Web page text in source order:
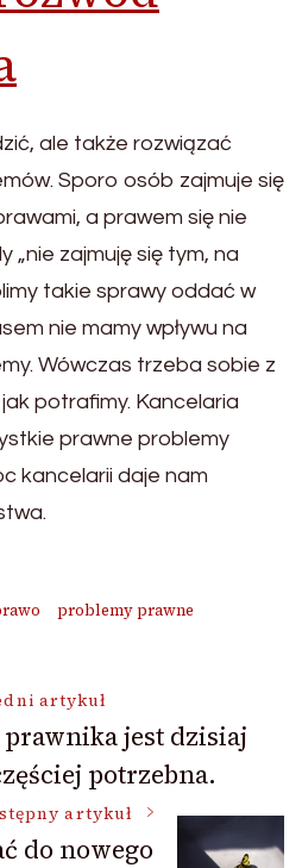
ale także rozwiązać
Sporo osób zajmuje się
a prawem się nie
„nie zajmuję się tym, na
takie sprawy oddać w
nie mamy wpływu na
Wówczas trzeba sobie z
potrafimy. Kancelaria
prawne problemy
kancelarii daje nam
problemy prawne
artykuł
prawnika jest dzisiaj
potrzebna.
artykuł
do nowego